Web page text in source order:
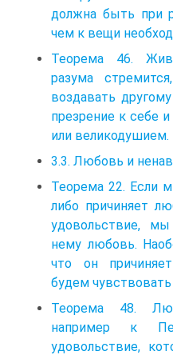
должна быть при
чем к вещи
Теорема 46.
разума
воздавать
презрение к себе
или великодушием.
3.3. Любовь и
Теорема 22. Если
либо причиняет
удовольствие,
нему любовь.
что он
будем
Теорема 48.
например к
удовольствие,